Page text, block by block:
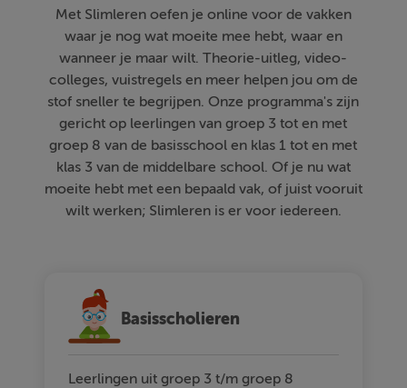
Met Slimleren oefen je online voor de vakken
waar je nog wat moeite mee hebt, waar en
wanneer je maar wilt. Theorie-uitleg, video-
colleges, vuistregels en meer helpen jou om de
stof sneller te begrijpen. Onze programma's zijn
gericht op leerlingen van groep 3 tot en met
groep 8 van de basisschool en klas 1 tot en met
klas 3 van de middelbare school. Of je nu wat
moeite hebt met een bepaald vak, of juist vooruit
wilt werken; Slimleren is er voor iedereen.
Basisscholieren
Leerlingen uit groep 3 t/m groep 8